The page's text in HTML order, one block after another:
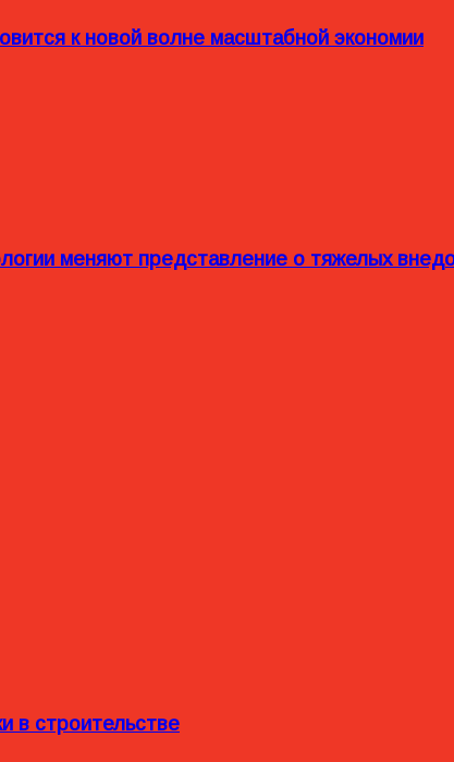
к новой волне масштабной экономии
меняют представление о тяжелых
в строительстве